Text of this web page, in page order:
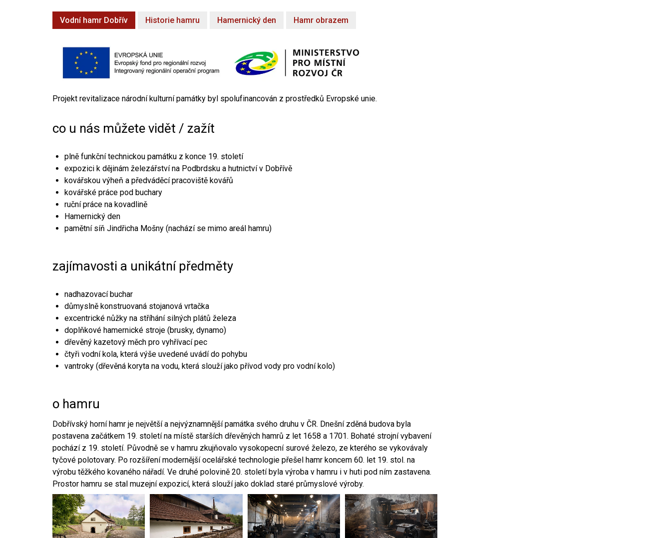
Vodní hamr Dobřív Historie hamru Hamernický den Hamr obrazem
Projekt revitalizace národní kulturní památky byl spolufinancován z prostředků Evropské unie.
co u nás můžete vidět / zažít
plně funkční technickou památku z konce 19. století
expozici k dějinám železářství na Podbrdsku a hutnictví v Dobřívě
kovářskou výheň a předváděcí pracoviště kovářů
kovářské práce pod buchary
ruční práce na kovadlině
Hamernický den
pamětní síň Jindřicha Mošny (nachází se mimo areál hamru)
zajímavosti a unikátní předměty
nadhazovací buchar
důmyslně konstruovaná stojanová vrtačka
excentrické nůžky na stříhání silných plátů železa
doplňkové hamernické stroje (brusky, dynamo)
dřevěný kazetový měch pro vyhřívací pec
čtyři vodní kola, která výše uvedené uvádí do pohybu
vantroky (dřevěná koryta na vodu, která slouží jako přívod vody pro vodní kolo)
o hamru
Dobřívský horní hamr je největší a nejvýznamnější památka svého druhu v ČR. Dnešní zděná budova byla
postavena začátkem 19. století na místě starších dřevěných hamrů z let 1658 a 1701. Bohaté strojní vybavení
pochází z 19. století. Původně se v hamru zkujňovalo vysokopecní surové železo, ze kterého se vykovávaly
tyčové polotovary. Po rozšíření modernější ocelářské technologie přešel hamr koncem 60. let 19. stol. na
výrobu těžkého kovaného nářadí. Ve druhé polovině 20. století byla výroba v hamru i v huti pod ním zastavena.
Prostor hamru se stal muzejní expozicí, která slouží jako doklad staré průmyslové výroby.